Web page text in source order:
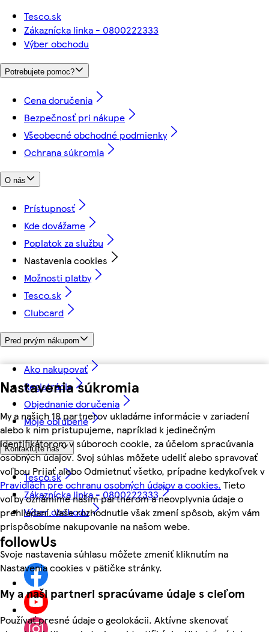
Nastavenia súkromia
My a našich 18 partnerov ukladáme informácie v zariadení
alebo k nim pristupujeme, napríklad k jedinečným
identifikátorom v súboroch cookie, za účelom spracúvania
osobných údajov. Svoj súhlas môžete udeliť alebo spravovať
voľbou Prijať alebo Odmietnuť všetko, prípadne kedykoľvek v
Pravidlách pre ochranu osobných údajov a cookies. Tieto
voľby oznámime našim partnerom a neovplyvnia údaje o
prehliadaní. Vaše rozhodnutie však zmení spôsob, akým vám
prispôsobíme nakupovanie na našom webe.
Svoje nastavenia súhlasu môžete zmeniť kliknutím na
Nastavenia cookies v pätičke stránky.
My a naši partneri spracúvame údaje s cieľom
Používať presné údaje o geolokácii. Aktívne skenovať
Tesco.sk
Zákaznícka linka - 0800222333
Výber obchodu
Potrebujete pomoc?
Cena doručenia
Bezpečnosť pri nákupe
Všeobecné obchodné podmienky
Ochrana súkromia
O nás
Prístupnosť
Kde dovážame
Poplatok za službu
Nastavenia cookies
Možnosti platby
Tesco.sk
Clubcard
Pred prvým nákupom
Ako nakupovať
Registrácia
Objednanie doručenia
Moje obľúbené
Kontaktujte nás
Tesco.sk
Zákaznícka linka - 0800222333
Výber obchodu
followUs